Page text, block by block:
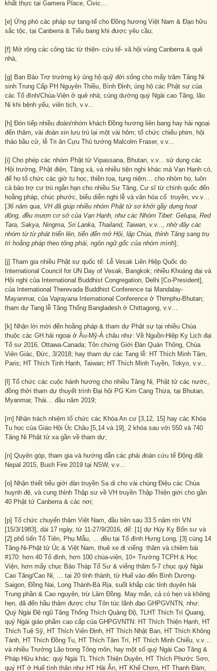
khất thực tại Gamera Place, Civic…
[e] Ứng phó các pháp sự tang-tế cho Đồng hương Việt Nam & Đạo hữu
sắc tộc, tại Canberra & Tiểu bang khi được yêu cầu;
[f] Mở rộng các công tác từ thiện- cứu tế- xã hội vùng Canberra & quê
nhà,
[g] Ban Bảo Trợ trường kỳ ủng hộ quỹ đời sống cho mấy trăm Tăng Ni
sinh Trung Cấp PH Nguyên Thiều, Bình Định; ủng hộ các Phật sự của
các Tổ đình/Chùa-Viện ở quê nhà; cúng dường quý Ngài cao Tăng, lão
Ni khi bệnh yếu, viên tịch, v.v...
[h] Đón tiếp nhiều đoàn/nhóm khách Đồng hương liên bang hay hải ngoại
đến thăm, vài đoàn xin lưu trú lại một vài hôm; tổ chức chiếu phim, hội
thảo bầu cử, lễ Tri ân Cựu Thủ tướng Malcolm Fraser, v.v...
[i] Cho phép các nhóm Phật tử Vipassana, Bhutan, v.v... sử dụng các
Hội trường, Phật điện, Tăng xá, và nhiều tiện nghi khác mà Vạn Hạnh có,
để họ tổ chức các giờ tu học, thiền tọa, tụng niệm… cho nhóm họ, luôn
cả bảo trợ cư trú ngắn hạn cho nhiều Sư Tăng, Cư sĩ từ chính quốc đến
hoằng pháp, chúc phước, biểu diễn nghi lễ và văn hóa cổ truyền, vv.v…
[36 năm qua, VH đã giúp nhiều nhóm Phật tử sơ khởi gầy dựng hoạt
động, đều mượn cơ sở của Vạn Hạnh, như các Nhóm Tibet: Gelupa, Red
Tara, Sakya, Ningma, Sri Lanka, Thailand, Taiwan, v.v..., nhờ đây các
nhóm từ từ phát triển lên, tiến đến mở Hội, lập Chùa, thỉnh Tăng sang trụ
trì hoằng pháp theo tông phái, ngôn ngữ gốc của nhóm mình];
[j] Tham gia nhiều Phật sự quốc tế: Lễ Vesak Liên Hiệp Quốc do
International Council for UN Day of Vesak, Bangkok; nhiều Khoáng đại và
Hội nghị của International Buddhist Congregation, Delhi [Co-President],
của International Therevada Buddhist Conference tại Mandalay-
Mayanmar, của Vajrayana International Conference ở Thimphu-Bhutan;
tham dự Tang lễ Tăng Thống Bangladesh ở Chittagong, v.v…
[k] Nhận lời mời đến hoằng pháp & tham dự Phật sự tại nhiều Chùa
thuộc các GH hải ngoại ở Âu-Mỹ-Á châu như: Về Nguồn-Hiệp Kỵ Lịch đại
Tổ sư 2016, Ottawa-Canada; Tôn chứng Giới Đàn Quán Thông, Chùa
Viên Giác, Đức, 3/2018; hay tham dự các Tang lễ: HT Thích Minh Tâm,
Paris; HT Thích Tịnh Hạnh, Taiwan; HT Thích Minh Tuyền, Tokyo, v.v...
[l] Tổ chức các cuộc hành hương cho nhiều Tăng Ni, Phật tử các nước,
đồng thời tham dự thuyết trình Đại hội PG Kim Cang Thừa, tại Bhutan,
Myanmar, Thái… đầu năm 2019;
[m] Nhận trách nhiệm tổ chức các Khóa An cư [3,12, 15] hay các Khóa
Tu học của Giáo Hội Úc Châu [5,14 và 19], 2 khóa sau với 550 và 740
Tăng Ni Phật tử xa gần về tham dự;
[n] Quyên góp, tham gia và hướng dẫn các phái đoàn cứu tế Động đất
Nepal 2015, Bush Fire 2019 tại NSW, v.v…
[o] Nhận thiết tiểu giới đàn truyền Sa di cho vài chúng Điệu các Chùa
huynh đệ, và cung thỉnh Thập sư về VH truyền Thập Thiện giới cho gần
40 Phật tử Canberra & các nơi;
[p] Tổ chức chuyến thăm Việt Nam, đầu tiên sau 33.5 năm rời VN
[15/3/1983], dài 17 ngày, từ 11-27/9/2016, để: [1] dự Húy Kỵ Bổn sư và
[2] phổ tiến Tổ Tiên, Phụ Mẫu, … đều tại Tổ đình Hưng Long, [3] cùng 14
Tăng-Ni-Phật tử Úc & Việt Nam, thuê xe đi viếng thăm và chiêm bái
#170: hơn 40 Tổ đình, hơn 100 chùa-viện, 10+ Trường TCPH & Học
Viện, hơn mấy chục Bảo Tháp Tổ Sư & viếng thăm 5-7 chục quý Ngài
Cao Tăng/Cao Ni, … tại 20 tỉnh thành, từ Huế vào đến Bình Dương-
Saigon, Đồng Nai, Long Thành-Bà Rịa, suốt khắp các tỉnh duyên hải
Trung phần & Cao nguyên, trừ Lâm Đồng. May mắn, cả có hẹn và không
hẹn, đã đến hầu thăm được chư Tôn túc lãnh đạo GHPGVNTN, như:
Quý Ngài Đệ ngũ Tăng Thống Thích Quảng Độ, TLHT Thích Trí Quang,
quý Ngài giáo phẩm cao cấp của GHPGVNTN: HT Thích Thiện Hạnh, HT
Thích Tuệ Sỹ, HT Thích Viên Định, HT Thích Nhật Ban, HT Thích Không
Tánh, HT Thích Đồng Tu, HT Thích Tâm Trí, HT Thích Minh Chiếu, v.v…
và nhiều Trưởng Lão trong Tông môn, hay một số quý Ngài Cao Tăng &
Pháp Hữu khác: quý Ngài TL Thích Thiện Duyên, HT Thích Phước Sơn,
quý HT ở Huế tình thân như HT Hải Ấn, HT Khế Chơn, HT Thanh Đàm,